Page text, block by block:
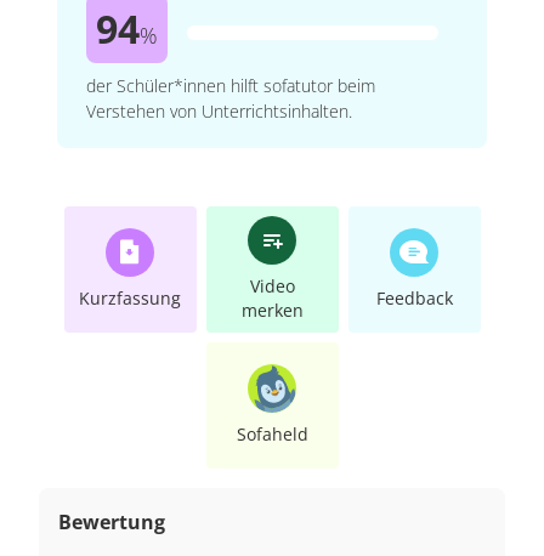
94%
der Schüler*innen hilft sofatutor beim
Verstehen von Unterrichtsinhalten.
Kurzfassung
Video
merken
Feedback
Sofaheld
Bewertung